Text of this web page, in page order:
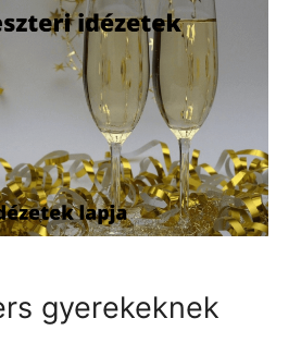
gyerekeknek